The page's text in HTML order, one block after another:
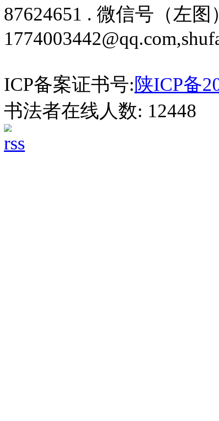
87624651 . 微信号（左
ICP备案证书号:陕ICP备
书法者在线人数: 12448